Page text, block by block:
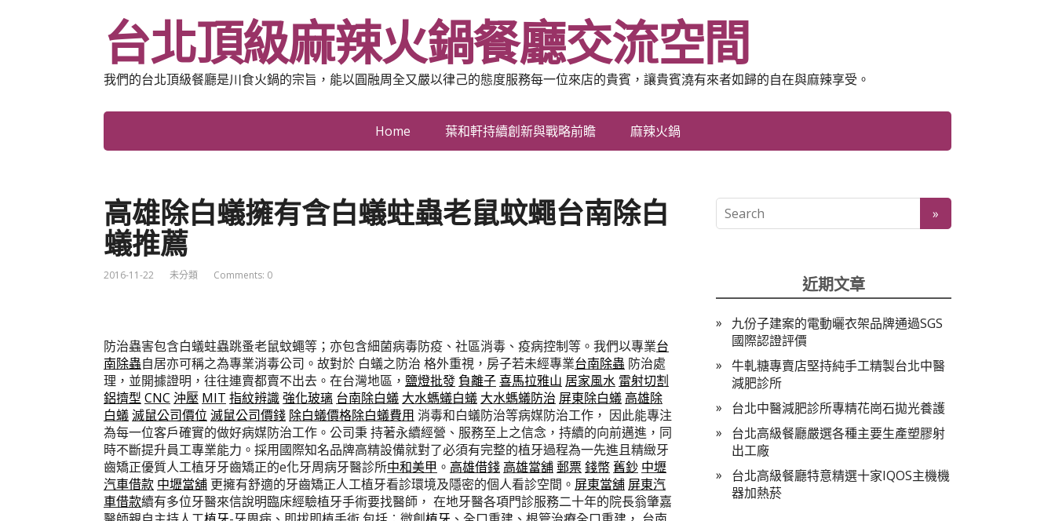
台北頂級麻辣火鍋餐廳交流空間
我們的台北頂級餐廳是川食火鍋的宗旨，能以圓融周全又嚴以律己的態度服務每一位來店的貴賓，讓貴賓澆有來者如歸的自在與麻辣享受。
Home 葉和軒持續創新與戰略前瞻 麻辣火鍋
高雄除白蟻擁有含白蟻蛀蟲老鼠蚊蠅台南除白
蟻推薦
2016-11-22 未分類 Comments: 0
防治蟲害包含白蟻蛀蟲跳蚤老鼠蚊蠅等；亦包含細菌病毒防疫、社區消毒、疫病控制等。我們以專業台
南除蟲自居亦可稱之為專業消毒公司。故對於 白蟻之防治 格外重視，房子若未經專業台南除蟲 防治處
理，並開據證明，往往連賣都賣不出去。在台灣地區， 鹽燈批發 負離子喜馬拉雅山 居家風水 雷射切割
鋁擠型 CNC 沖壓 MIT 指紋辨識強化玻璃 台南除白蟻 大水螞蟻白蟻 大水螞蟻防治 屏東除白蟻 高雄除
白蟻滅鼠公司價位 滅鼠公司價錢 除白蟻價格除白蟻費用 消毒和白蟻防治等病媒防治工作， 因此能專注
為每一位客戶確實的做好病媒防治工作。公司秉 持著永續經營、服務至上之信念，持續的向前邁進，同
時不斷提升員工專業能力。採用國際知名品牌高精設備就對了必須有完整的植牙過程為一先進且精緻牙
齒矯正優質人工植牙牙齒矯正的e化牙周病牙醫診所中和美甲 。 高雄借錢 高雄當舖郵票錢幣 舊鈔 中壢
汽車借款 中壢當舖 更擁有舒適的牙齒矯正人工植牙看診環境及隱密的個人看診空間。 屏東當舖 屏東汽
車借款續有多位牙醫來信說明臨床經驗植牙手術要找醫師， 在地牙醫各項門診服務二十年的院長翁肇嘉
近期文章
九份子建案的電動曬衣架品牌通過SGS
國際認證評價
牛軋糖專賣店堅持純手工精製台北中醫
減肥診所
台北中醫減肥診所專精花崗石拋光養護
台北高級餐廳嚴選各種主要生產塑膠射
出工廠
台北高級餐廳特意精選十家IQOS主機機
器加熱菸